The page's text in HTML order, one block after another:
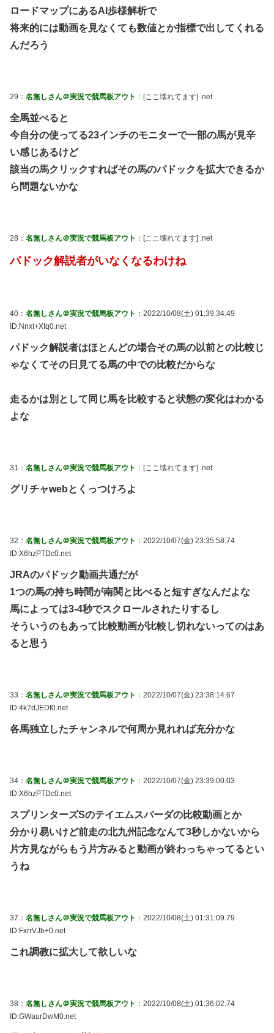
ロードマップにあるAI歩様解析で
将来的には動画を見なくても数値とか指標で出してくれる
んだろう
29： 名無しさん＠実況で競馬板アウト ：[ここ壊れてます] .net
全馬並べると
今自分の使ってる23インチのモニターで一部の馬が見辛
い感じあるけど
該当の馬クリックすればその馬のパドックを拡大できるか
ら問題ないかな
28： 名無しさん＠実況で競馬板アウト ：[ここ壊れてます] .net
パドック解説者がいなくなるわけね
40： 名無しさん＠実況で競馬板アウト ：2022/10/08(土) 01:39:34.49
ID:Nnxt+Xfq0.net
パドック解説者はほとんどの場合その馬の以前との比較じ
ゃなくてその日見てる馬の中での比較だからな
走るかは別として同じ馬を比較すると状態の変化はわかる
よな
31： 名無しさん＠実況で競馬板アウト ：[ここ壊れてます] .net
グリチャwebとくっつけろよ
32： 名無しさん＠実況で競馬板アウト ：2022/10/07(金) 23:35:58.74
ID:X6hzPTDc0.net
JRAのパドック動画共通だが
1つの馬の持ち時間が南関と比べると短すぎなんだよな
馬によっては3-4秒でスクロールされたりするし
そういうのもあって比較動画が比較し切れないってのはあ
ると思う
33： 名無しさん＠実況で競馬板アウト ：2022/10/07(金) 23:38:14.67
ID:4k7dJEDf0.net
各馬独立したチャンネルで何周か見れれば充分かな
34： 名無しさん＠実況で競馬板アウト ：2022/10/07(金) 23:39:00.03
ID:X6hzPTDc0.net
スプリンターズSのテイエムスパーダの比較動画とか
分かり易いけど前走の北九州記念なんて3秒しかないから
片方見ながらもう片方みると動画が終わっちゃってるとい
うね
37： 名無しさん＠実況で競馬板アウト ：2022/10/08(土) 01:31:09.79
ID:FxrrVJb+0.net
これ調教に拡大して欲しいな
38： 名無しさん＠実況で競馬板アウト ：2022/10/08(土) 01:36:02.74
ID:GWaurDwM0.net